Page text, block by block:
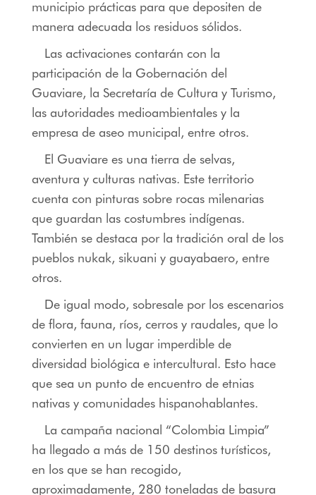
municipio prácticas para que depositen de
manera adecuada los residuos sólidos.
Las activaciones contarán con la
participación de la Gobernación del
Guaviare, la Secretaría de Cultura y Turismo,
las autoridades medioambientales y la
empresa de aseo municipal, entre otros.
El Guaviare es una tierra de selvas,
aventura y culturas nativas. Este territorio
cuenta con pinturas sobre rocas milenarias
que guardan las costumbres indígenas.
También se destaca por la tradición oral de los
pueblos nukak, sikuani y guayabaero, entre
otros.
De igual modo, sobresale por los escenarios
de flora, fauna, ríos, cerros y raudales, que lo
convierten en un lugar imperdible de
diversidad biológica e intercultural. Esto hace
que sea un punto de encuentro de etnias
nativas y comunidades hispanohablantes.
La campaña nacional “Colombia Limpia”
ha llegado a más de 150 destinos turísticos,
en los que se han recogido,
aproximadamente, 280 toneladas de basura